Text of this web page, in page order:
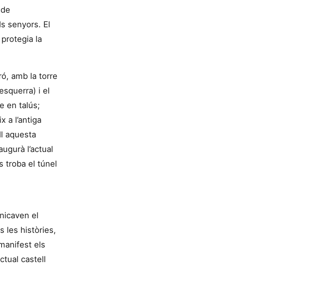
senyors. El
la
amb la torre
i el
en talús;
a l’antiga
aquesta
l’actual
troba el túnel
el
les històries,
els
castell